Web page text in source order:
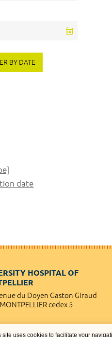
site uses cookies to facilitate your
BY DATE
date
HOSPITAL OF
du Doyen Gaston Giraud
cedex 5